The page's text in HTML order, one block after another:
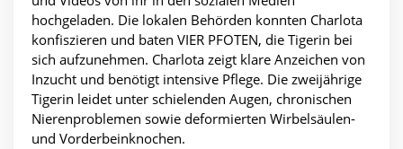
hochgeladen. Die lokalen Behörden konnten Charlota
konfiszieren und baten VIER PFOTEN, die Tigerin bei
sich aufzunehmen. Charlota zeigt klare Anzeichen von
Inzucht und benötigt intensive Pflege. Die zweijährige
Tigerin leidet unter schielenden Augen, chronischen
Nierenproblemen sowie deformierten Wirbelsäulen-
und Vorderbeinknochen.